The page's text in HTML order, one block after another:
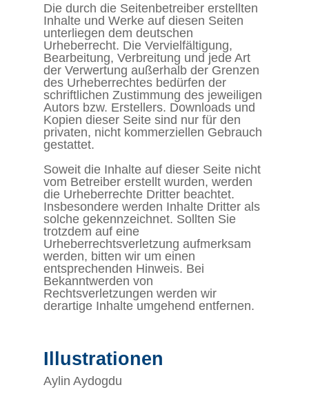
Die durch die Seitenbetreiber erstellten
Inhalte und Werke auf diesen Seiten
unterliegen dem deutschen
Urheberrecht. Die Vervielfältigung,
Bearbeitung, Verbreitung und jede Art
der Verwertung außerhalb der Grenzen
des Urheberrechtes bedürfen der
schriftlichen Zustimmung des jeweiligen
Autors bzw. Erstellers. Downloads und
Kopien dieser Seite sind nur für den
privaten, nicht kommerziellen Gebrauch
gestattet.
Soweit die Inhalte auf dieser Seite nicht
vom Betreiber erstellt wurden, werden
die Urheberrechte Dritter beachtet.
Insbesondere werden Inhalte Dritter als
solche gekennzeichnet. Sollten Sie
trotzdem auf eine
Urheberrechtsverletzung aufmerksam
werden, bitten wir um einen
entsprechenden Hinweis. Bei
Bekanntwerden von
Rechtsverletzungen werden wir
derartige Inhalte umgehend entfernen.
Illustrationen
Aylin Aydogdu